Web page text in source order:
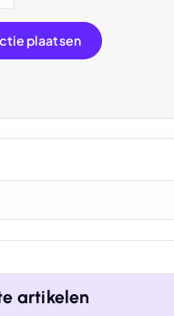
artikelen